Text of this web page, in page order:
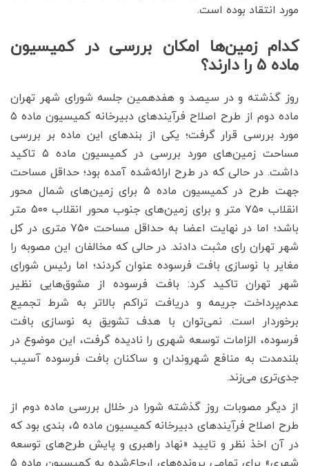
مورد انتقاد بوده است.
کدام زمین‌‌‌ها امکان بررسی در کمیسیون
ماده ۵ را دارند؟
روز گذشته و در سیصد و هفدهمین جلسه شورای شهر تهران
ماده دوم از طرح اصلاح فرآیندهای دبیرخانه کمیسیون ماده ۵
مورد بررسی قرار گرفت؛ یکی از بندهای این ماده بر بررسی
مساحت زمین‌‌‌های مورد بررسی در کمیسیون ماده ۵ تاکید
داشت. در حالی که در طرح ارائه‌شده آمده بود؛ حداقل مساحت
جهت طرح در کمیسیون ماده ۵ برای زمین‌‌‌های شمال محور
انقلاب ۷۵۰ متر و برای زمین‌‌‌های جنوب محور انقلاب ۵۰۰ متر
باشد؛ اما در نهایت اعضا به حداقل مساحت ۷۵۰ متری در کل
شهر تهران رای مثبت دادند. در حالی که مخالفان این مصوبه را
مغایر با نوسازی بافت فرسوده عنوان کردند؛ اما رئیس شورای
شهر تهران تاکید کرد: بافت فرسوده از مشوق‌‌‌هایی نظیر
عدم‌پرداخت جریمه و دریافت تراکم بالاتر به شرط تجمیع
برخوردار است. نمی‌توان با هدف تشویق به نوسازی بافت
فرسوده، الزامات توسعه شهری را نادیده گرفت، این موضوع در
بلندمدت به منافع شهروندان و ساکنان بافت فرسوده آسیب
جدی‌‌‌تری می‌‌‌زند.
از دیگر مصوبات روز گذشته شورا در خلال بررسی ماده دوم از
طرح اصلاح فرآیندهای دبیرخانه کمیسیون ماده ۵، ‌بندی بود که
در آن اخذ نظر و تایید «نهاد راهبری و پایش طرح‌‌‌های توسعه